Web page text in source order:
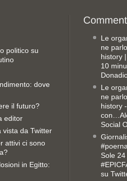
politico su
dove
il futuro?
editor
vista da Twitter
attivi ci sono
in Egitto:
Le
ne
history
10
Le
ne
history
Social
Sole
su